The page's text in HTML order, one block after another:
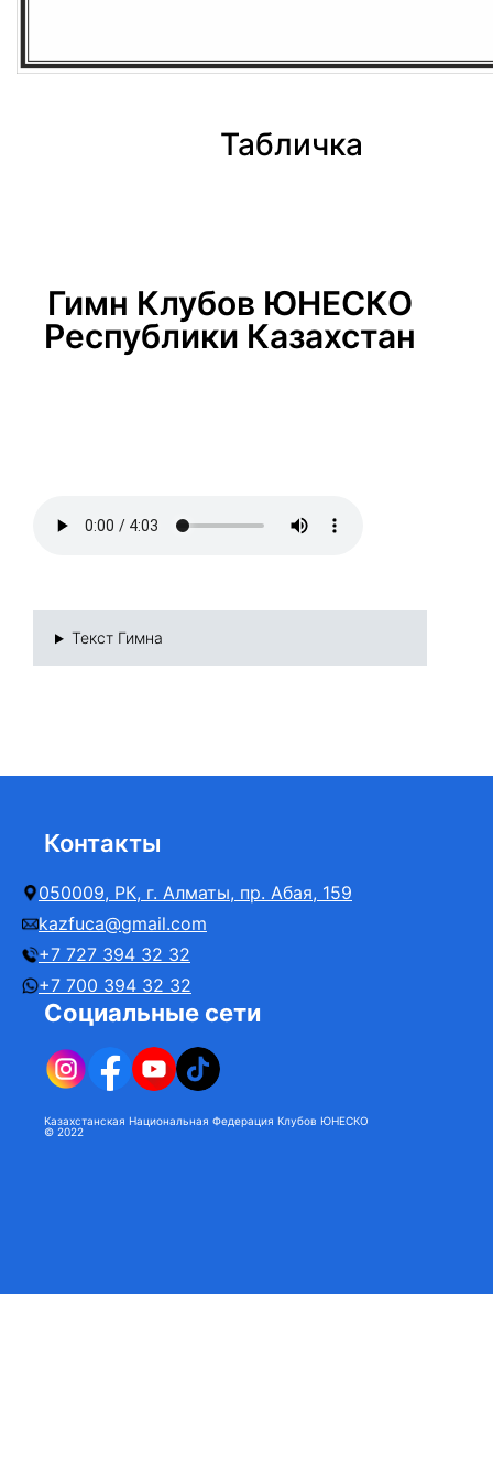
Табличка
Гимн Клубов ЮНЕСКО
Республики Казахстан
Текст Гимна
Контакты
050009, РК, г. Алматы, пр. Абая, 159
kazfuca@gmail.com
+7 727 394 32 32
+7 700 394 32 32
Социальные сети
Казахстанская Национальная Федерация Клубов ЮНЕСКО
© 2022